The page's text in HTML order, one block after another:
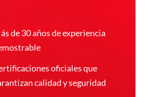
de 30 años de experiencia
oficiales que
calidad y seguridad